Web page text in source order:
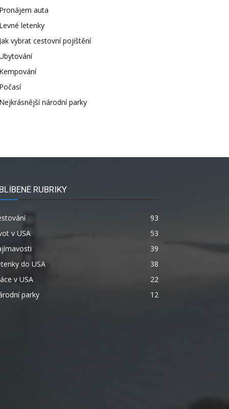
auta
letenky
vybrat cestovní pojištění
národní parky
RUBRIKY
93
v USA
53
39
do USA
38
v USA
22
parky
12